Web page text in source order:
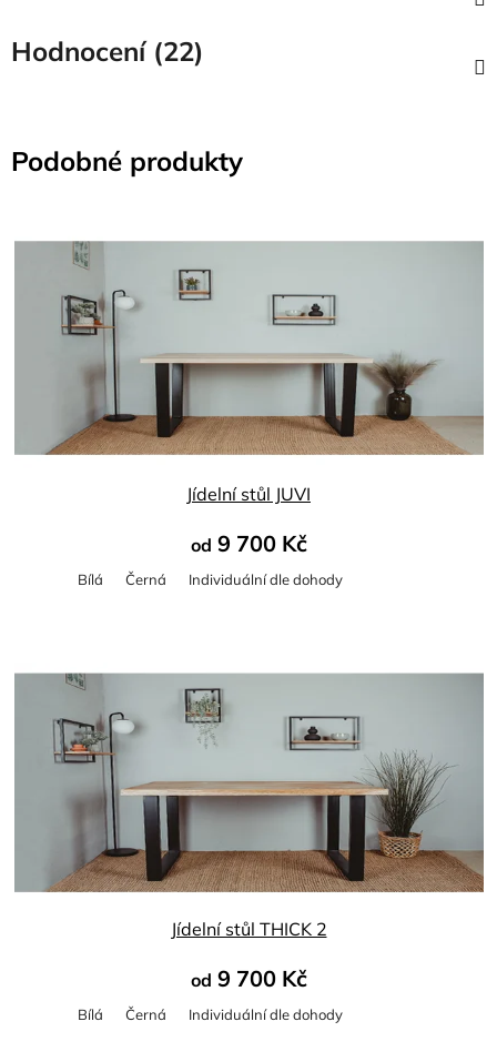
Hodnocení (22)
Podobné produkty
Jídelní stůl JUVI
produktu
z
hvězdiček.
od 9 700 Kč
Bílá Černá Individuální dle dohody
Jídelní stůl THICK 2
od 9 700 Kč
Bílá Černá Individuální dle dohody